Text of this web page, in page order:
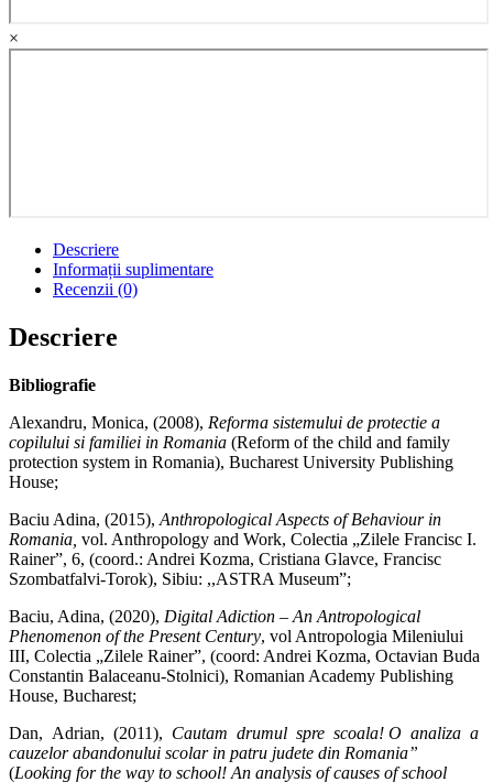
×
Descriere
Informații suplimentare
Recenzii (0)
Descriere
Bibliografie
Alexandru, Monica, (2008), Reforma sistemului de protectie a
copilului si familiei in Romania (Reform of the child and family
protection system in Romania), Bucharest University Publishing
House;
Baciu Adina, (2015), Anthropological Aspects of Behaviour in
Romania, vol. Anthropology and Work, Colectia „Zilele Francisc I.
Rainer”, 6, (coord.: Andrei Kozma, Cristiana Glavce, Francisc
Szombatfalvi-Torok), Sibiu: ,,ASTRA Museum”;
Baciu, Adina, (2020), Digital Adiction – An Antropological
Phenomenon of the Present Century, vol Antropologia Mileniului
III, Colectia „Zilele Rainer”, (coord: Andrei Kozma, Octavian Buda
Constantin Balaceanu-Stolnici), Romanian Academy Publishing
House, Bucharest;
Dan, Adrian, (2011), Cautam drumul spre scoala! O analiza a
cauzelor abandonului scolar in patru judete din Romania”
(Looking for the way to school! An analysis of causes of school